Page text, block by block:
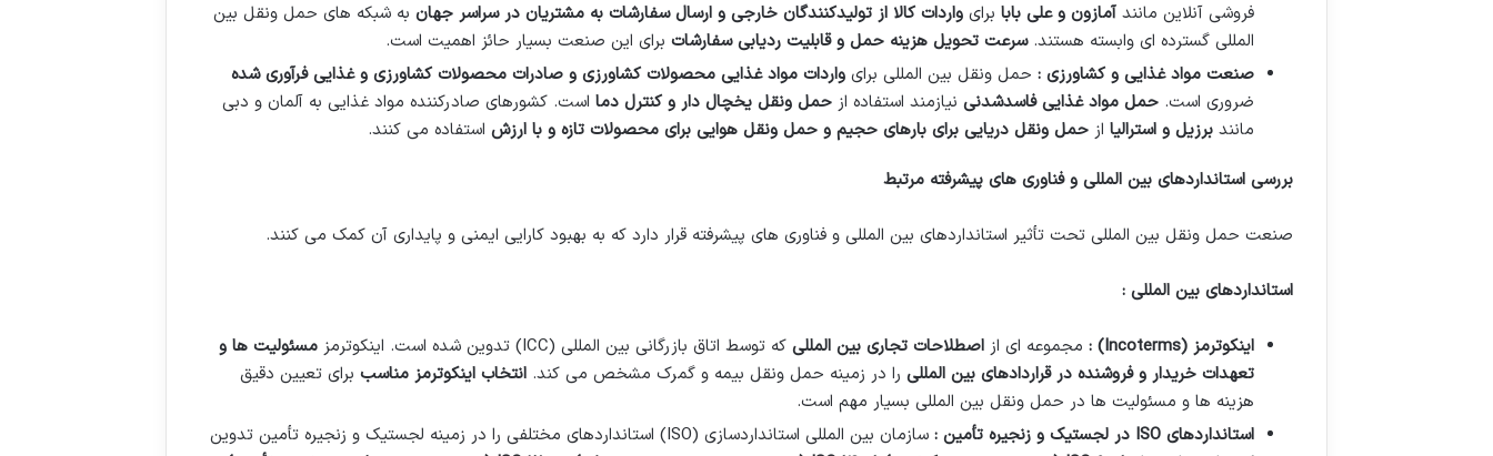
فروشی آنلاین مانندآمازون و علی بابا برایواردات کالا از تولیدکنندگان خارجی و ارسال سفارشات به مشتریان در سراسر جهان به شبکه های حمل ونقل بین
المللی گسترده ای وابسته هستند.سرعت تحویل هزینه حمل و قابلیت ردیابی سفارشات برای این صنعت بسیار حائز اهمیت است.
صنعت مواد غذایی و کشاورزی : حمل ونقل بین المللی برایواردات مواد غذایی محصولات کشاورزی و صادرات محصولات کشاورزی و غذایی فرآوری شده
ضروری است.حمل مواد غذایی فاسدشدنی نیازمند استفاده ازحمل ونقل یخچال دار و کنترل دما است. کشورهای صادرکننده مواد غذایی به آلمان و دبی
مانندبرزیل و استرالیا ازحمل ونقل دریایی برای بارهای حجیم و حمل ونقل هوایی برای محصولات تازه و با ارزش استفاده می کنند.
بررسی استانداردهای بین المللی و فناوری های پیشرفته مرتبط
صنعت حمل ونقل بین المللی تحت تأثیر استانداردهای بین المللی و فناوری های پیشرفته قرار دارد که به بهبود کارایی ایمنی و پایداری آن کمک می کنند.
استانداردهای بین المللی :
اینکوترمز (Incoterms)
: مجموعه ای ازاصطلاحات تجاری بین المللی که توسط اتاق بازرگانی بین المللی (ICC) تدوین شده است. اینکوترمز
مسئولیت ها و
تعهدات خریدار و فروشنده در قراردادهای بین المللی را در زمینه حمل ونقل بیمه و گمرک مشخص می کند.انتخاب اینکوترمز مناسب برای تعیین دقیق
هزینه ها و مسئولیت ها در حمل ونقل بین المللی بسیار مهم است.
استانداردهای ISO در لجستیک و زنجیره تأمین :
سازمان بین المللی استانداردسازی (ISO) استانداردهای مختلفی را در زمینه لجستیک و زنجیره تأمین تدوین